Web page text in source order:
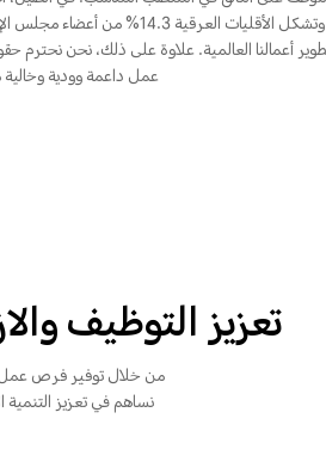
خبراء وتشكل الأقليات
أعمالنا العالمية. علاوة على ذلك، نحن نحترم
عمل داعمة وودية
تعزيز التوظيف
من خلال توفير فرص
نساهم في تعزيز التنمية